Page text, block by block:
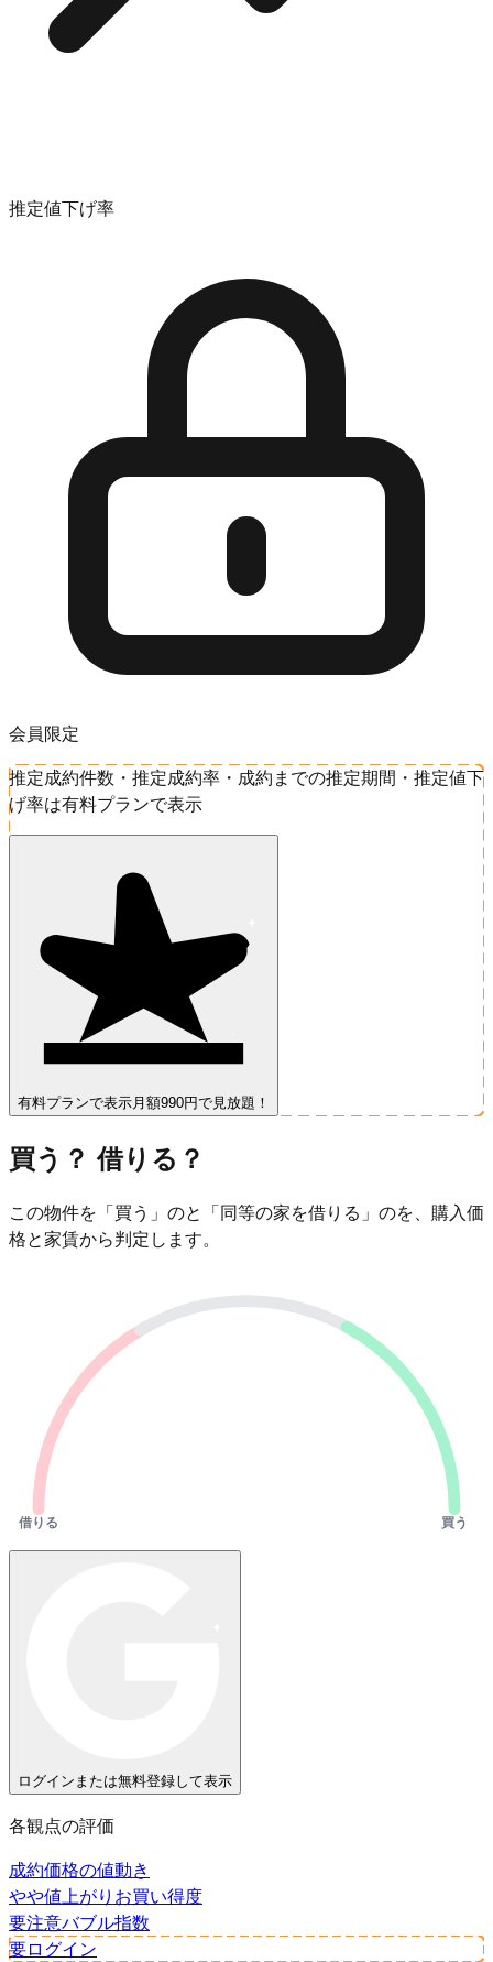
推定値下げ率
会員限定
推定成約件数・推定成約率・成約までの推定期間・推定値下
げ率は有料プランで表示
有料プランで表示 月額990円で見放題！
買う？ 借りる？
この物件を「買う」のと「同等の家を借りる」のを、購入価
格と家賃から判定します。
借りる 買う
ログインまたは無料登録して表示
各観点の評価
成約価格の値動き
やや値上がり お買い得度
要注意バブル指数
要ログイン